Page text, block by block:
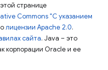
странице
Commons "С указанием
лицензии Apache 2.0.
сайта. Java – это
корпорации Oracle и ее